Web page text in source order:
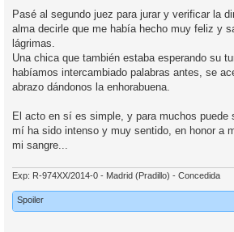
Pasé al segundo juez para jurar y verificar la
alma decirle que me había hecho muy feliz y
lágrimas.
Una chica que también estaba esperando su
habíamos intercambiado palabras antes, se
abrazo dándonos la enhorabuena.
El acto en sí es simple, y para muchos puede
mí ha sido intenso y muy sentido, en honor a
mi sangre...
Exp: R-974XX/2014-0 - Madrid (Pradillo) - Concedida
Spoiler